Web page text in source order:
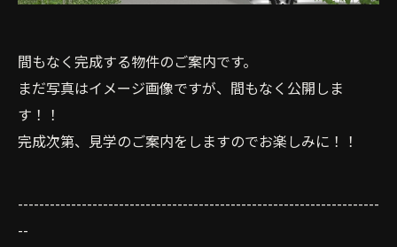
間もなく完成する物件のご案内です。
まだ写真はイメージ画像ですが、間もなく公開しま
す！！
完成次第、見学のご案内をしますのでお楽しみに！！
--------------------------------------------------------------------
--